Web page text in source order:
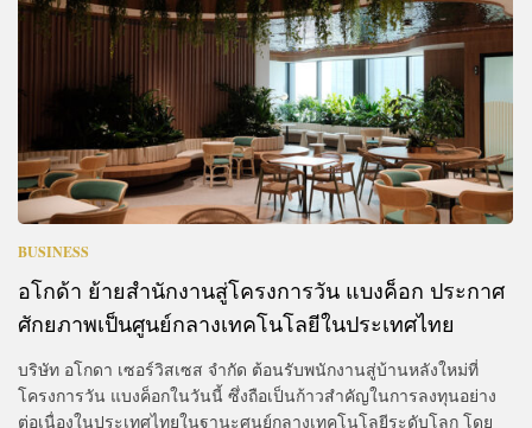
BUSINESS
อโกด้า ย้ายสำนักงานสู่โครงการวัน แบงค็อก ประกาศ
ศักยภาพเป็นศูนย์กลางเทคโนโลยีในประเทศไทย
บริษัท อโกดา เซอร์วิสเซส จำกัด ต้อนรับพนักงานสู่บ้านหลังใหม่ที่
โครงการวัน แบงค็อกในวันนี้ ซึ่งถือเป็นก้าวสำคัญในการลงทุนอย่าง
ต่อเนื่องในประเทศไทยในฐานะศูนย์กลางเทคโนโลยีระดับโลก โดย